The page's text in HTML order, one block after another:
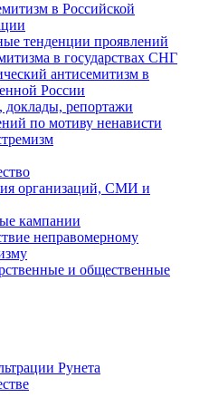
в Российской
тенденции проявлений
в государствах СНГ
антисемитизм в
России
доклады, репортажи
по мотиву ненависти
организаций, СМИ и
кампании
неправомерному
и общественные
Рунета